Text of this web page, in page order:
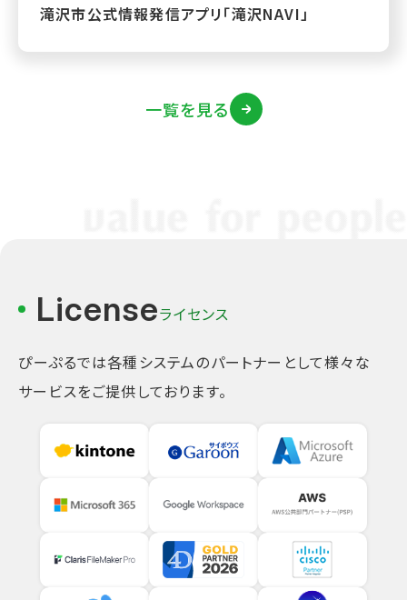
滝沢市公式情報発信アプリ「滝沢NAVI」
一覧を見る
Licenseライセンス
ぴーぷるでは各種システムのパートナーとして様々な
サービスをご提供しております。